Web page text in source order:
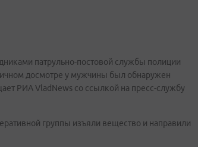
патрульно-постовой службы полиции
досмотре у мужчины был обнаружен
РИА VladNews со ссылкой на пресс-службу
группы изъяли вещество и направили